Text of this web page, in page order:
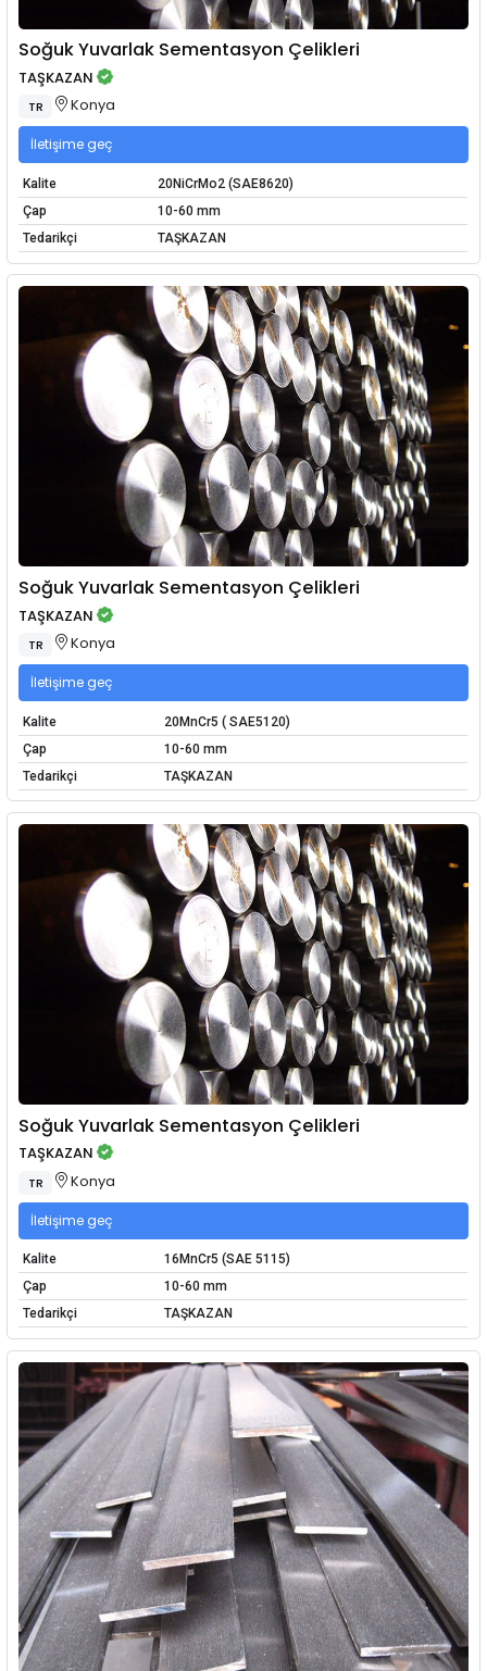
Soğuk Yuvarlak Sementasyon Çelikleri
TAŞKAZAN
TR Konya
İletişime geç
Kalite
20NiCrMo2 (SAE8620)
Çap
10-60 mm
Tedarikçi
TAŞKAZAN
Soğuk Yuvarlak Sementasyon Çelikleri
TAŞKAZAN
TR Konya
İletişime geç
Kalite
20MnCr5 ( SAE5120)
Çap
10-60 mm
Tedarikçi
TAŞKAZAN
Soğuk Yuvarlak Sementasyon Çelikleri
TAŞKAZAN
TR Konya
İletişime geç
Kalite
16MnCr5 (SAE 5115)
Çap
10-60 mm
Tedarikçi
TAŞKAZAN